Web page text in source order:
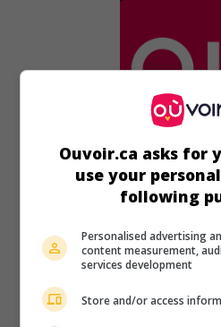
Ringo, cherche une
It. 1968. Westernde Giuliano
Pascale Petit,Gianni Pallavicino
pistoleros pour sauver son mari
une
Ouvoir.ca asks for
use your
following
Personalised advertising
content measurement,
services development
Store and/or access